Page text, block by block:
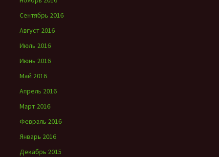
Сентябрь 2016
Август 2016
Июль 2016
Июнь 2016
Май 2016
Апрель 2016
Март 2016
Февраль 2016
Январь 2016
Декабрь 2015